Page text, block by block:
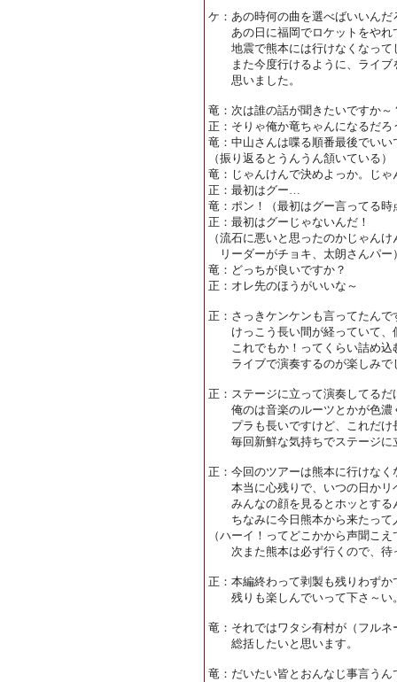
ケ：あの時何の曲を選べばいいん
あの日に福岡でロケットをやれ
地震で熊本には行けなくなって
また今度行けるように、ライブ
思いました。
竜：次は誰の話が聞きたいですか～
正：そりゃ俺か竜ちゃんになるだろ
竜：中山さんは喋る順番最後でいい
（振り返るとうんうん頷いている）
竜：じゃんけんで決めよっか。じゃ
正：最初はグー…
竜：ポン！（最初はグー言ってる
正：最初はグーじゃないんだ！
（流石に悪いと思ったのかじゃん
リーダーがチョキ、太朗さんパー
竜：どっちが良いですか？
正：オレ先のほうがいいな～
正：さっきケンケンも言ってたん
けっこう長い間が経っていて、
これでもか！ってくらい詰め込
ライブで演奏するのが楽しみで
正：ステージに立って演奏してるだ
俺のは音楽のルーツとかが色濃
プラも長いですけど、これだけ
毎回新鮮な気持ちでステージに
正：今回のツアーは熊本に行けなく
本当に心残りで、いつの日かリ
みんなの顔を見るとホッとする
ちなみに今日熊本から来たって
（ハーイ！ってどこかから声聞こえ
次また熊本は必ず行くので、待
正：本編終わって剥製も残りわずか
残りも楽しんでいって下さ～い
竜：それではワタシ有村が（フル
総括したいと思います。
竜：だいたい皆とおんなじ事言うん